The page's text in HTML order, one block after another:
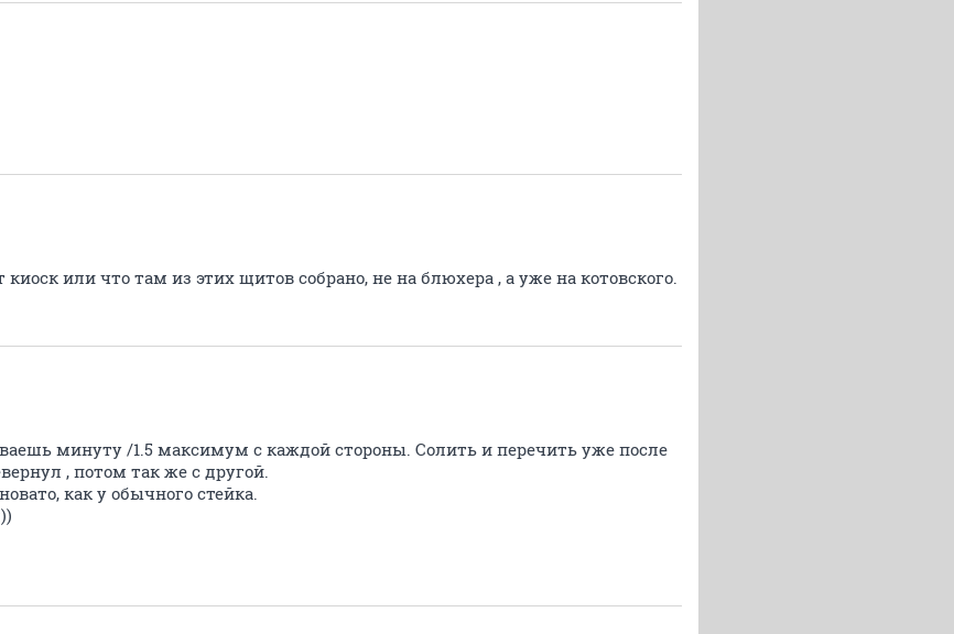
или что там из этих щитов собрано, не на блюхера , а уже на котовского.
минуту /1.5 максимум с каждой стороны. Солить и перечить уже после
, потом так же с другой.
как у обычного стейка.